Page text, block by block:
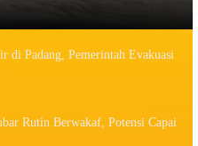
di Padang, Pemerintah Evakuasi
Rutin Berwakaf, Potensi Capai